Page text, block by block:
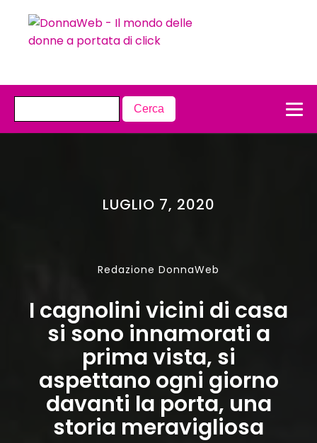
LUGLIO 7, 2020
Redazione DonnaWeb
I cagnolini vicini di casa
si sono innamorati a
prima vista, si
aspettano ogni giorno
davanti la porta, una
storia meravigliosa